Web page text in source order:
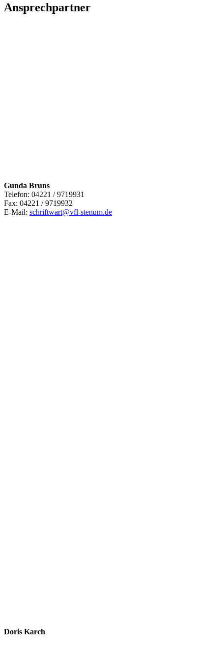
Ansprechpartner
Gunda Bruns
Telefon: 04221 / 9719931
Fax: 04221 / 9719932
E-Mail: schriftwart@vfl-stenum.de
Doris Karch